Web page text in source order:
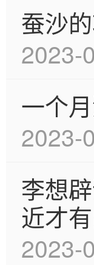
蚕沙
2023-
一个
2023-
李想
近才
2023-